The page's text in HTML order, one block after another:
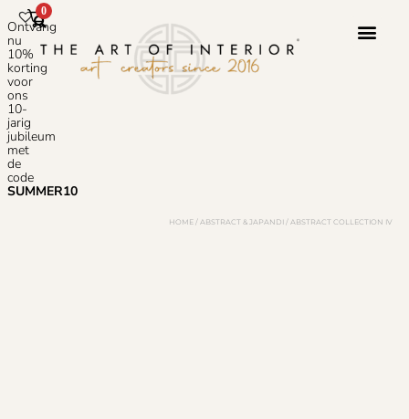
Ontvang
nu
10%
korting
voor
ons
10-
jarig
jubileum
met
de
code
SUMMER10
0
HOME / ABSTRACT & JAPANDI / ABSTRACT COLLECTION IV